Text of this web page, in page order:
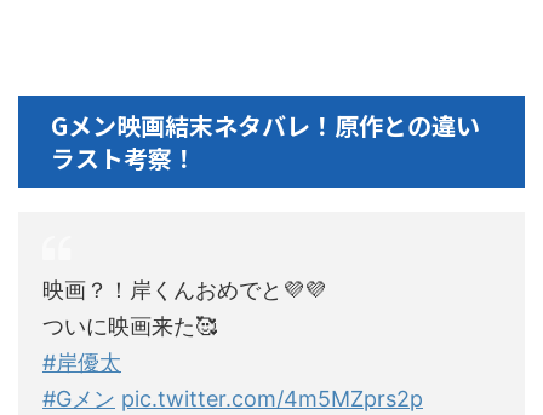
Gメン映画結末ネタバレ！原作との違い
ラスト考察！
映画？！岸くんおめでと💜💜
ついに映画来た🥰
#岸優太
#Gメン pic.twitter.com/4m5MZprs2p